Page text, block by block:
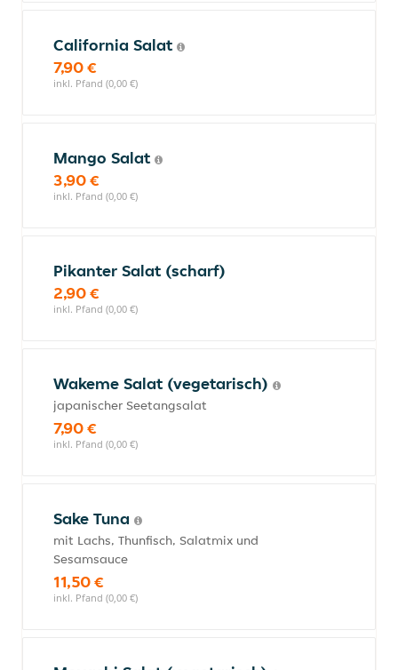
California Salat
7,90 €
inkl. Pfand (0,00 €)
Mango Salat
3,90 €
inkl. Pfand (0,00 €)
Pikanter Salat (scharf)
2,90 €
inkl. Pfand (0,00 €)
Wakeme Salat (vegetarisch)
japanischer Seetangsalat
7,90 €
inkl. Pfand (0,00 €)
Sake Tuna
mit Lachs, Thunfisch, Salatmix und
Sesamsauce
11,50 €
inkl. Pfand (0,00 €)